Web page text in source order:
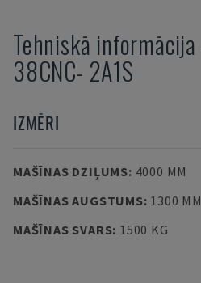
Tehniskā informācija
38CNC- 2A1S
IZMĒRI
MAŠĪNAS DZIĻUMS: 4000 MM
MAŠĪNAS AUGSTUMS: 1300 MM
MAŠĪNAS SVARS: 1500 KG